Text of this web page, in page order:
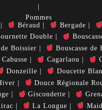
Pommes
Béraud Bergade
Double
de Boissier
Bouscasse de
Cabusse Cagarlaou
Donzeille
Doucette
Douce Régionale
Giscondette
La Longue